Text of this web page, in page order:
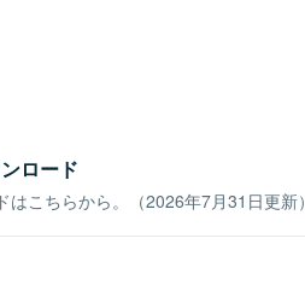
ロード
こちらから。（2026年7月31日更新）